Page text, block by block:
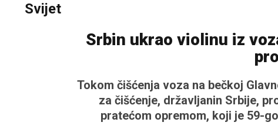
Svijet
Srbin ukrao violinu iz
Tokom čišćenja voza na bečkoj
za čišćenje, državljanin Srbije,
pratećom opremom, koji je 59-